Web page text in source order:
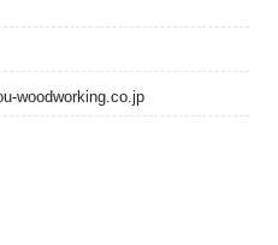
woodworking.co.jp